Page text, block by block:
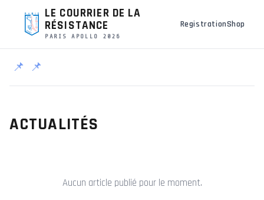
LE COURRIER DE LA
RÉSISTANCE
PARIS APOLLO 2026
RegistrationShop
📌 📌
ACTUALITÉS
Aucun article publié pour le moment.